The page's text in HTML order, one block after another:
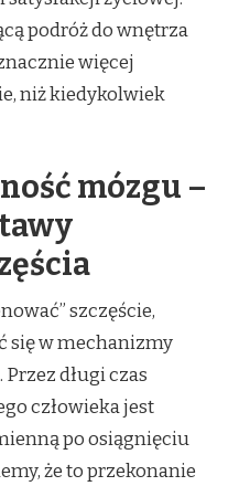
podróż do wnętrza
więcej
niż kiedykolwiek
mózgu –
szczęście,
się w mechanizmy
długi czas
człowieka jest
po osiągnięciu
że to przekonanie